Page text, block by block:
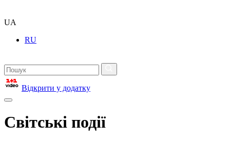
UA
RU
Відкрити у додатку
Світські події